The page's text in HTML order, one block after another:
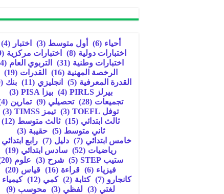
أحياء (6) أول متوسط (3) اختبار
(4)
اختبارات دولية (8) اختبارات مركزية (9)
اختبارات وطنية (31) التربوي العام (4)
الرخصة المهنية (16) القدرات (19)
القدرة المعرفية (5) انجليزي (11) بنك (10)
بيرلز PIRLS
(4) بيزا PISA
(3)
تجميعات (28) تحصيلي (9) تمارين (4)
توفل TOEFL
(3) تيمز TIMSS
(3)
ثالث ابتدائي (15) ثالث متوسط (12)
ثاني متوسط (5) حقيبة (3)
خامس ابتدائي (7) دليل (7) رابع ابتدائي
رياضيات (52) سادس ابتدائي (19)
ستيب STEP
(5) شرح (3) علوم (20)
فيزياء (6) قراءة (16) قياس (20)
كانجارو (7) كتابة (2) كمي (12) كيمياء
لغتي (3) لفظي (3) محوسب (9)